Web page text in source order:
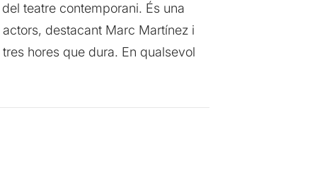
teatre contemporani. És una
destacant Marc Martínez i
hores que dura. En qualsevol